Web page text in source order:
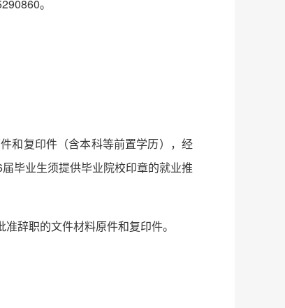
。
和复印件（含本科等前置学历），经
毕业生须提供毕业院校印章的就业推
辞职的文件材料原件和复印件。